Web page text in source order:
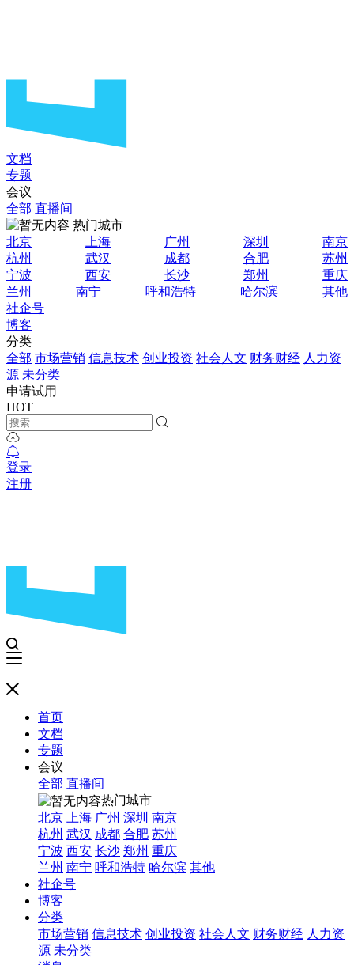
文档
专题
会议
全部 直播间
热门城市
北京
上海 广州 深圳
南京
杭州
武汉 成都 合肥
苏州
宁波
西安 长沙 郑州
重庆
兰州
南宁 呼和浩特 哈尔滨
其他
社企号
博客
分类
全部 市场营销 信息技术 创业投资 社会人文 财务财经 人力资
源 未分类
申请试用
HOT
登录
注册
首页
文档
专题
会议
全部 直播间
热门城市
北京
上海 广州 深圳 南京
杭州 武汉 成都 合肥 苏州
宁波 西安 长沙 郑州 重庆
兰州 南宁 呼和浩特 哈尔滨 其他
社企号
博客
分类
市场营销 信息技术 创业投资 社会人文 财务财经 人力资
源 未分类